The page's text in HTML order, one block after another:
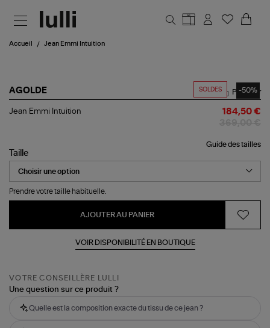
Accueil Jean Emmi Intuition
SOLDES -50%
AGOLDE
Jean
Partager
Jean Emmi Intuition 184,50 €
Guide des tailles
Taille
Prendre votre taille habituelle.
AJOUTER AU PANIER
VOIR DISPONIBILITÉ EN BOUTIQUE
VOTRE CONSEILLÈRE LULLI
Une question sur ce produit ?
Quelle est la composition exacte du tissu de ce jean ?